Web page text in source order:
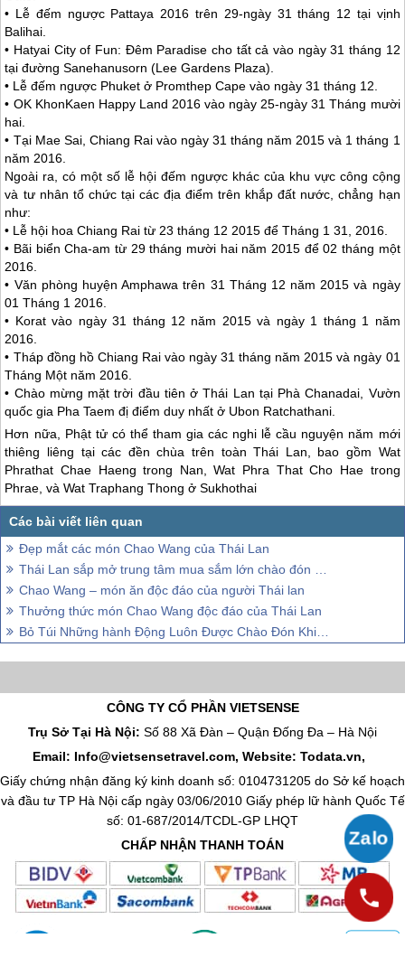
• Lễ đếm ngược Pattaya 2016 trên 29-ngày 31 tháng 12 tại vịnh
Balihai.
• Hatyai City of Fun: Đêm Paradise cho tất cả vào ngày 31 tháng 12
tại đường Sanehanusorn (Lee Gardens Plaza).
• Lễ đếm ngược Phuket ở Promthep Cape vào ngày 31 tháng 12.
• OK KhonKaen Happy Land 2016 vào ngày 25-ngày 31 Tháng mười
hai.
• Tại Mae Sai, Chiang Rai vào ngày 31 tháng năm 2015 và 1 tháng 1
năm 2016.
Ngoài ra, có một số lễ hội đếm ngược khác của khu vực công cộng
và tư nhân tổ chức tại các địa điểm trên khắp đất nước, chẳng hạn
như:
• Lễ hội hoa Chiang Rai từ 23 tháng 12 2015 để Tháng 1 31, 2016.
• Bãi biển Cha-am từ 29 tháng mười hai năm 2015 để 02 tháng một
2016.
• Văn phòng huyện Amphawa trên 31 Tháng 12 năm 2015 và ngày
01 Tháng 1 2016.
• Korat vào ngày 31 tháng 12 năm 2015 và ngày 1 tháng 1 năm
2016.
• Tháp đồng hồ Chiang Rai vào ngày 31 tháng năm 2015 và ngày 01
Tháng Một năm 2016.
• Chào mừng mặt trời đầu tiên ởThái Lan tại Phà Chanadai, Vườn
quốc gia Pha Taem đị điểm duy nhất ở Ubon Ratchathani.
Hơn nữa, Phật tử có thể tham gia các nghi lễ cầu nguyện năm mới
thiêng liêng tại các đền chùa trên toànThái Lan , bao gồm Wat
Phrathat Chae Haeng trong Nan, Wat Phra That Cho Hae trong
Phrae, và Wat Traphang Thong ở Sukhothai
Đẹp mắt các món Chao Wang của Thái Lan
Thái Lan sắp mở trung tâm mua sắm lớn chào đón mùa lễ hội
Chao Wang – món ăn độc đáo của người Thái lan
Thưởng thức món Chao Wang độc đáo của Thái Lan
Bỏ Túi Những hành Động Luôn Được Chào Đón Khi Tới Thái Lan
CÔNG TY CỔ PHẦN VIETSENSE
Trụ Sở Tại Hà Nội: Số 88 Xã Đàn – Quận Đống Đa – Hà Nội
Email: Info@vietsensetravel.com, Website: Todata.vn,
Giấy chứng nhận đăng ký kinh doanh số: 0104731205 do Sở kế hoạch
và đầu tư TP Hà Nội cấp ngày 03/06/2010 Giấy phép lữ hành Quốc Tế
số: 01-687/2014/TCDL-GP LHQT
CHẤP NHẬN THANH TOÁN